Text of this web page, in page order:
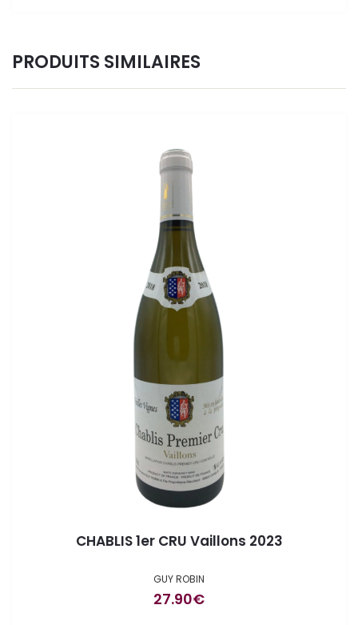
PRODUITS SIMILAIRES
CHABLIS 1er CRU Vaillons 2023
GUY ROBIN
27.90€